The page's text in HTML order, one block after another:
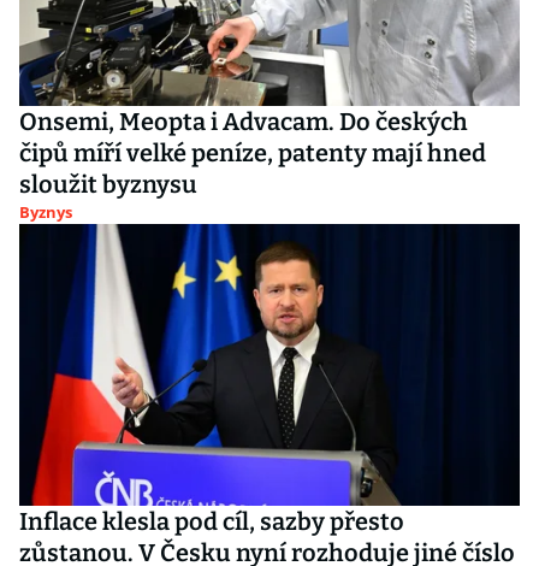
Onsemi, Meopta i Advacam. Do českých
čipů míří velké peníze, patenty mají hned
sloužit byznysu
Byznys
Inflace klesla pod cíl, sazby přesto
zůstanou. V Česku nyní rozhoduje jiné číslo